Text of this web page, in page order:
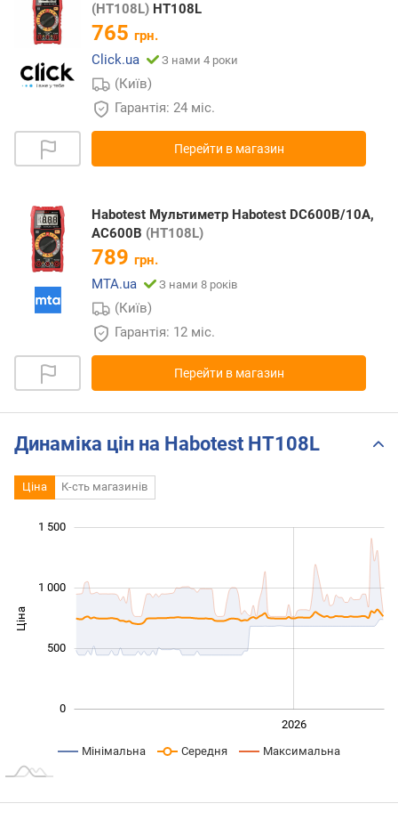
(HT108L) HT108L
765 грн.
Click.ua
З нами 4 роки
(Київ)
Гарантія: 24 міс.
Перейти в магазин
Habotest Мультиметр Habotest DC600В/10A,
AC600В (HT108L)
789 грн.
MTA.ua
З нами 8 років
(Київ)
Гарантія: 12 міс.
Перейти в магазин
Динаміка цін на Habotest HT108L
Ціна К-сть магазинів
Ціна
0
1 000
1 500
500
2026
Мінімальна Середня Максимальна